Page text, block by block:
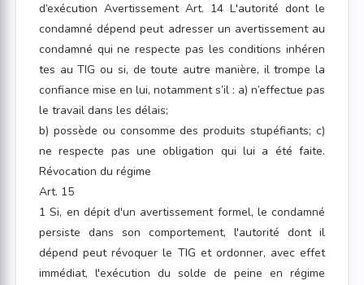
d’exécution Avertissement Art. 14 L'autorité dont le
condamné dépend peut adresser un avertissement au
condamné qui ne respecte pas les conditions inhéren
tes au TIG ou si, de toute autre manière, il trompe la
confiance mise en lui, notamment s’il : a) n’effectue pas
le travail dans les délais;
b) possède ou consomme des produits stupéfiants; c)
ne respecte pas une obligation qui lui a été faite.
Révocation du régime
Art. 15
1 Si, en dépit d'un avertissement formel, le condamné
persiste dans son comportement, l'autorité dont il
dépend peut révoquer le TIG et ordonner, avec effet
immédiat, l'exécution du solde de peine en régime